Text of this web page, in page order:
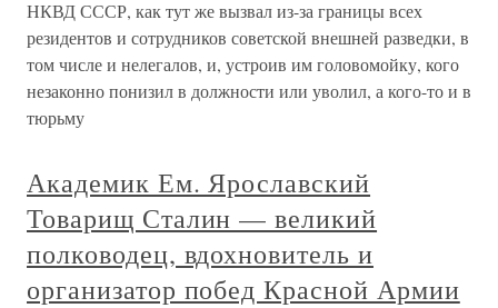
НКВД СССР, как тут же вызвал из-за границы всех
резидентов и сотрудников советской внешней разведки, в
том числе и нелегалов, и, устроив им головомойку, кого
незаконно понизил в должности или уволил, а кого-то и в
тюрьму
Академик Ем. Ярославский
Товарищ Сталин — великий
полководец, вдохновитель и
организатор побед Красной Армии